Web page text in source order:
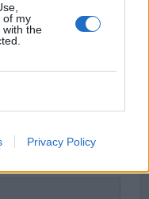
of my
with the
Privacy Policy
rättssäkerheten